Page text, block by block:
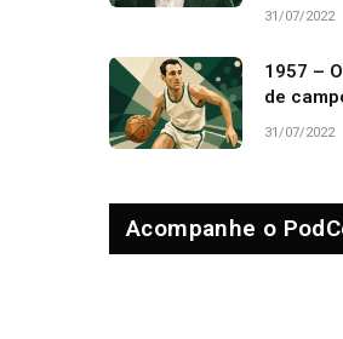
31/07/2022
1957 –
de
31/07/2022
Acompanhe o